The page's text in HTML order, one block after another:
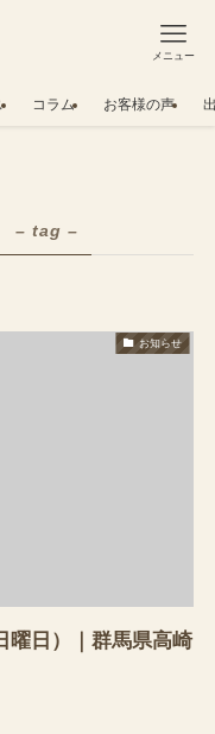
メニュー
コラム お客様の声
– tag –
お知らせ
曜日）｜群馬県高崎